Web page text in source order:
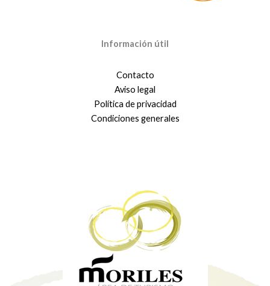
Información útil
Contacto
Aviso legal
Política de privacidad
Condiciones generales